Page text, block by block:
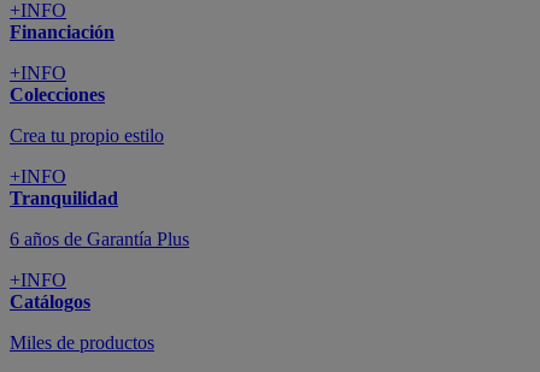
+INFO
Financiación
+INFO
Colecciones
Crea tu propio estilo
+INFO
Tranquilidad
6 años de Garantía Plus
+INFO
Catálogos
Miles de productos